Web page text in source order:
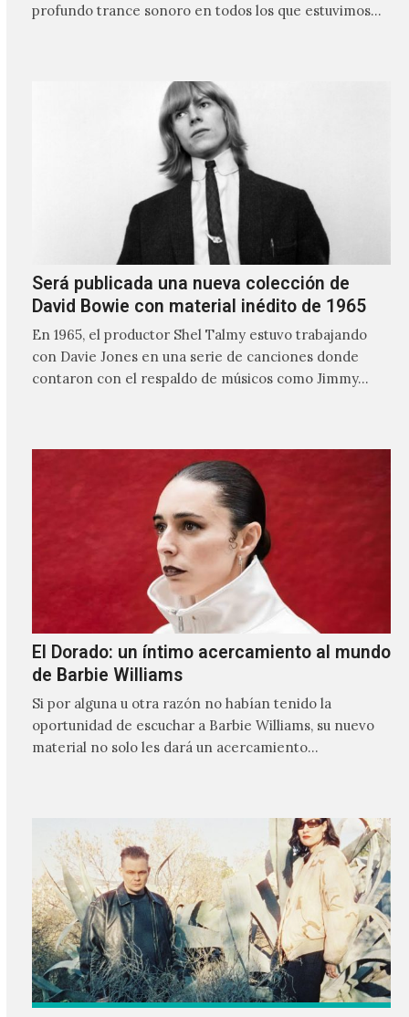
profundo trance sonoro en todos los que estuvimos
Será publicada una nueva colección de
David Bowie con material inédito de 1965
En 1965, el productor Shel Talmy estuvo trabajando
con Davie Jones en una serie de canciones donde
contaron con el respaldo de músicos como Jimmy…
El Dorado: un íntimo acercamiento al mundo
de Barbie Williams
Si por alguna u otra razón no habían tenido la
oportunidad de escuchar a Barbie Williams, su nuevo
material no solo les dará un acercamiento…